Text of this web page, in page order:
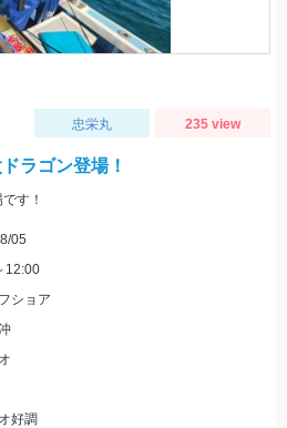
忠栄丸 235 view
ラゴン登場！
す！
05
12:00
ショア
好調